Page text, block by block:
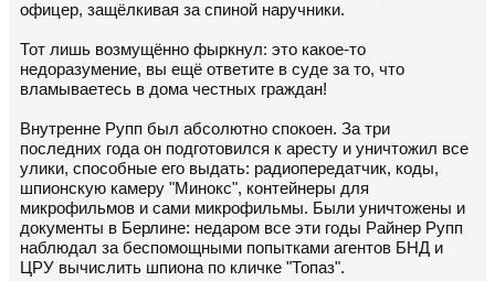
офицер, защёлкивая за спиной наручники.
Тот лишь возмущённо фыркнул: это какое-то
недоразумение, вы ещё ответите в суде за то, что
вламываетесь в дома честных граждан!
Внутренне Рупп был абсолютно спокоен. За три
последних года он подготовился к аресту и уничтожил все
улики, способные его выдать: радиопередатчик, коды,
шпионскую камеру "Минокс", контейнеры для
микрофильмов и сами микрофильмы. Были уничтожены и
документы в Берлине: недаром все эти годы Райнер Рупп
наблюдал за беспомощными попытками агентов БНД и
ЦРУ вычислить шпиона по кличке "Топаз".